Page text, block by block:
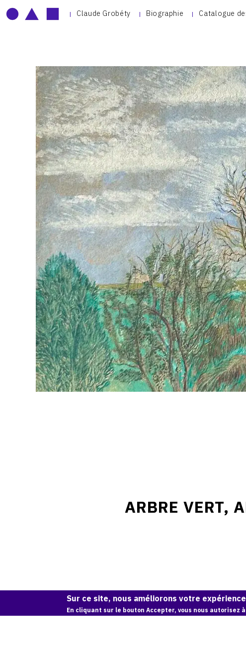
Claude Grobéty Biographie Catalogue
ARBRE VERT,
Sur ce site, nous améliorons votre
En cliquant sur le bouton Accepter, vous nous autorisez